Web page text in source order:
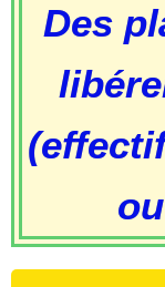
Des